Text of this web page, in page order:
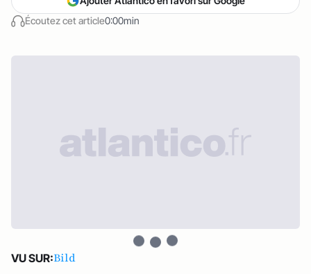
Écoutez cet article0:00min
VU SUR:Bild